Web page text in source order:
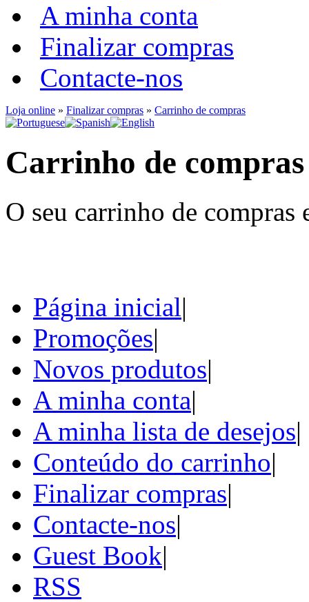
A minha conta
Finalizar compras
Contacte-nos
Loja online » Finalizar compras » Carrinho de compras
Carrinho de compras
O seu carrinho de compras
Página inicial|
Promoções|
Novos produtos|
A minha conta|
A minha lista de desejos|
Conteúdo do carrinho|
Finalizar compras|
Contacte-nos|
Guest Book|
RSS